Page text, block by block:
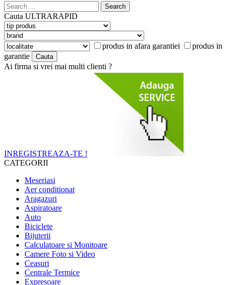
Search
for:
Cauta ULTRARAPID
produs in afara garantiei
produs in
garantie
Ai firma si vrei mai multi clienti ?
INREGISTREAZA-TE !
CATEGORII
Meseriasi
Aer conditionat
Aragazuri
Aspiratoare
Auto
Biciclete
Bijuterii
Calculatoare si Monitoare
Camere Foto si Video
Ceasuri
Centrale Termice
Expresoare